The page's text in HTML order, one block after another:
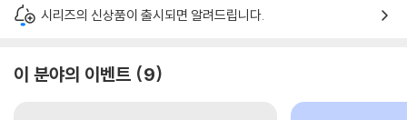
시리즈의 신상품이 출시되면 알려드립니다.
이 분야의 이벤트 9